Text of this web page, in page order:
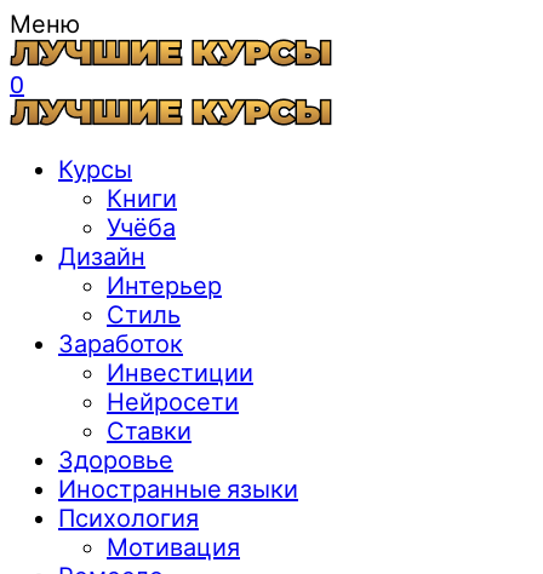
Меню
0
Курсы
Книги
Учёба
Дизайн
Интерьер
Стиль
Заработок
Инвестиции
Нейросети
Ставки
Здоровье
Иностранные языки
Психология
Мотивация